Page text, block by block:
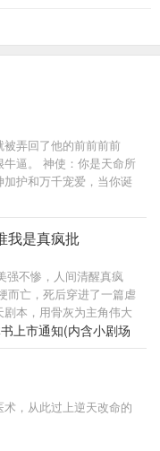
弄回了他的前前前前
逼。 神使：你是天命所
护和万千宠爱，当你诞
都在低喃你的名字……
面无表情）你是天选之
叫赫伊莫斯的人逆天改
诅咒，你的王国因此覆
轮回，生生世世都活不
还能被抢救一下吗？ 带
掉大> 伽尔兰：这个难
类游戏，你还是找其他
：（冷漠脸）可以，你
。 伽尔兰：好的，我
有五次重来的机会。 然
子就被他的死敌搞死了
好的天命之子呢？ 行行
你帅你当王！ 只剩最后
我是真疯批
强不惨，人间清醒真疯
而亡，死后穿进了一篇虐
本，用骨灰为主角伟大
完了剧本，她缓缓打出
菜都被挖光了吧？” 系统
恋爱脑了吗？拯救他
打一个愿挨，尊重嘲笑
还有一天哦。 林渡
上市通知(内含小剧场
，从此过上逆天改命的